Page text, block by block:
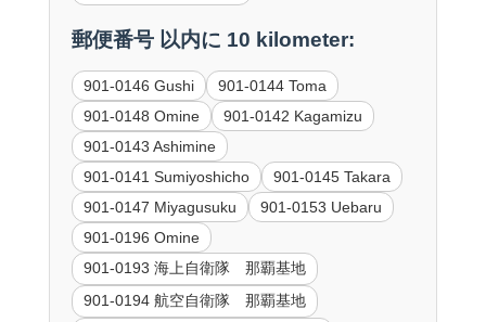
郵便番号 以内に 10 kilometer:
901-0146 Gushi
901-0144 Toma
901-0148 Omine
901-0142 Kagamizu
901-0143 Ashimine
901-0141 Sumiyoshicho
901-0145 Takara
901-0147 Miyagusuku
901-0153 Uebaru
901-0196 Omine
901-0193 海上自衛隊 那覇基地
901-0194 航空自衛隊 那覇基地